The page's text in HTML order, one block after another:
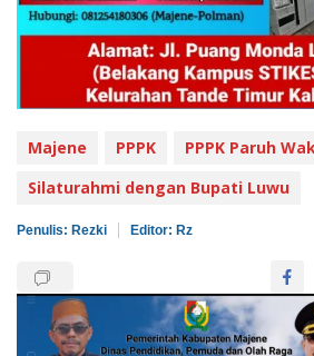
Majene PPPK
PPPK Paruh
Silaturahmi dengan Bupati Luwu
Penulis: Rezki Editor: Rz